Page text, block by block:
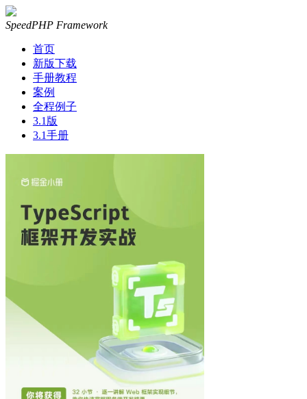
SpeedPHP Framework
首页
新版下载
手册教程
案例
全程例子
3.1版
3.1手册